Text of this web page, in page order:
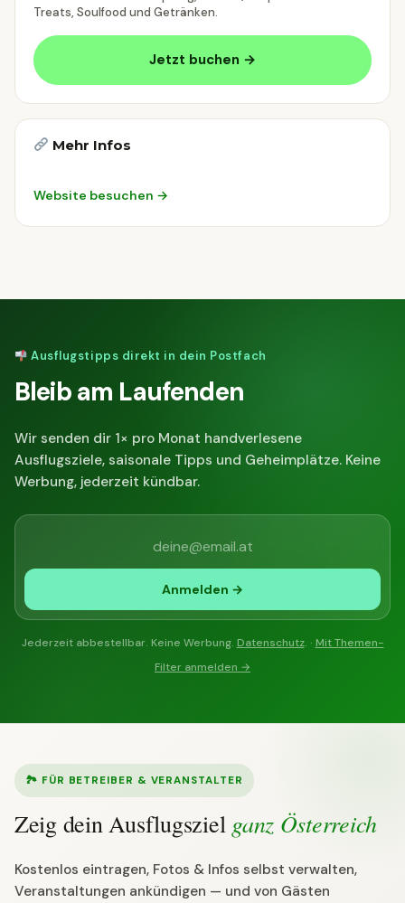
Treats, Soulfood und Getränken.
Jetzt buchen →
Mehr Infos
Website besuchen →
Ausflugstipps direkt in dein Postfach
Bleib am Laufenden
Wir senden dir 1× pro Monat handverlesene
Ausflugsziele, saisonale Tipps und Geheimplätze. Keine
Werbung, jederzeit kündbar.
Anmelden →
Jederzeit abbestellbar. Keine Werbung. Datenschutz. · Mit Themen-
Filter anmelden →
🏞 FÜR BETREIBER & VERANSTALTER
Zeig dein Ausflugsziel ganz Österreich
Kostenlos eintragen, Fotos & Infos selbst verwalten,
Veranstaltungen ankündigen — und von Gästen